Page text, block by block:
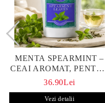
MENTA SPEARMINT –
CEAI AROMAT, PENTRU
CALM ȘI BENEFIC
36.90Lei
Vezi detalii